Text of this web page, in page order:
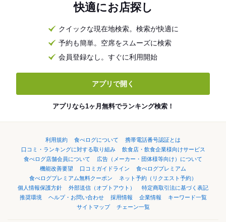
快適にお店探し
クイックな現在地検索。検索が快適に
予約も簡単。空席をスムーズに検索
会員登録なし。すぐに利用開始
アプリで開く
アプリなら1ヶ月無料でランキング検索！
利用規約 食べログについて
携帯電話番号認証とは
口コミ・ランキングに対する取り組み
飲食店・飲食企業様向けサービス
食べログ店舗会員について
広告（メーカー・団体様等向け）について
機能改善要望
口コミガイドライン
食べログプレミアム
食べログプレミアム無料クーポン
ネット予約（リクエスト予約）
個人情報保護方針
外部送信（オプトアウト）
特定商取引法に基づく表記
推奨環境
ヘルプ・お問い合わせ 採用情報 企業情報
キーワード一覧
サイトマップ
チェーン一覧